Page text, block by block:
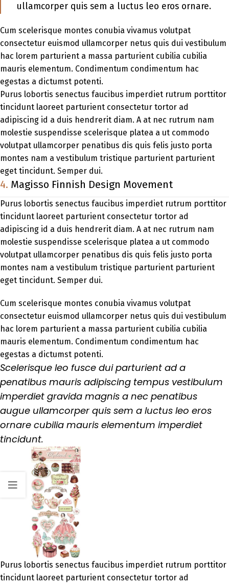
ullamcorper quis sem a luctus leo eros ornare.
Cum scelerisque montes conubia vivamus volutpat
consectetur euismod ullamcorper netus quis dui vestibulum
hac lorem parturient a massa parturient cubilia cubilia
mauris elementum. Condimentum condimentum hac
egestas a dictumst potenti.
Purus lobortis senectus faucibus imperdiet rutrum porttitor
tincidunt laoreet parturient consectetur tortor ad
adipiscing id a duis hendrerit diam. A at nec rutrum nam
molestie suspendisse scelerisque platea a ut commodo
volutpat ullamcorper penatibus dis quis felis justo porta
montes nam a vestibulum tristique parturient parturient
eget tincidunt. Semper dui.
4. Magisso Finnish Design Movement
Purus lobortis senectus faucibus imperdiet rutrum porttitor
tincidunt laoreet parturient consectetur tortor ad
adipiscing id a duis hendrerit diam. A at nec rutrum nam
molestie suspendisse scelerisque platea a ut commodo
volutpat ullamcorper penatibus dis quis felis justo porta
montes nam a vestibulum tristique parturient parturient
eget tincidunt. Semper dui.
Cum scelerisque montes conubia vivamus volutpat
consectetur euismod ullamcorper netus quis dui vestibulum
hac lorem parturient a massa parturient cubilia cubilia
mauris elementum. Condimentum condimentum hac
egestas a dictumst potenti.
Scelerisque leo fusce dui parturient ad a
penatibus mauris adipiscing tempus vestibulum
imperdiet gravida magnis a nec penatibus
augue ullamcorper quis sem a luctus leo eros
ornare cubilia mauris elementum imperdiet
tincidunt.
Purus lobortis senectus faucibus imperdiet rutrum porttitor
tincidunt laoreet parturient consectetur tortor ad